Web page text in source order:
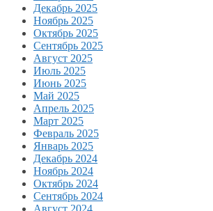
Декабрь 2025
Ноябрь 2025
Октябрь 2025
Сентябрь 2025
Август 2025
Июль 2025
Июнь 2025
Май 2025
Апрель 2025
Март 2025
Февраль 2025
Январь 2025
Декабрь 2024
Ноябрь 2024
Октябрь 2024
Сентябрь 2024
Август 2024